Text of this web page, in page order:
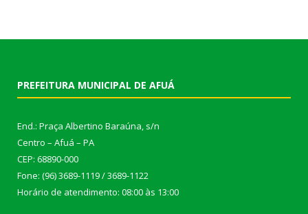
PREFEITURA MUNICIPAL DE AFUÁ
End.: Praça Albertino Baraúna, s/n
Centro – Afuá – PA
CEP: 68890-000
Fone: (96) 3689-1119 / 3689-1122
Horário de atendimento: 08:00 às 13:00